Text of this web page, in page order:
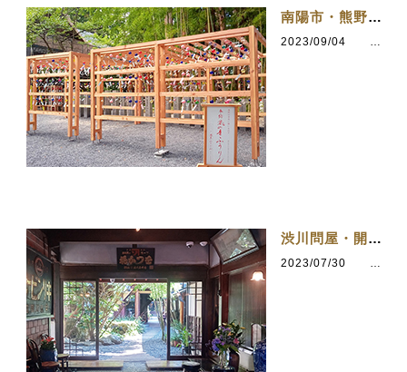
南陽市・熊野神社へお参り
2023/09/04
渋川問屋・開花亭でひと休み
2023/07/30